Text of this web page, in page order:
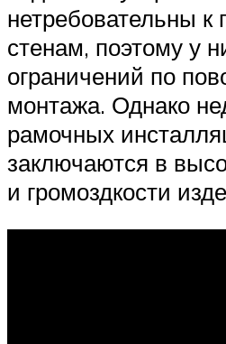
нетребовательны к
стенам, поэтому у
ограничений по
монтажа. Однако
рамочных
заключаются в
и громоздкости